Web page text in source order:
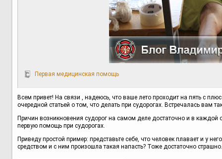
Первая медицинская помощь
Всем привет! На связи , надеюсь, что ваше лето проходит на пять с
очередной статьей о том, что делать при судорогах. Встречалась вам
Причин возникновения судорог на самом деле достаточно и в каждой
первую помощь при судорогах.
Приведу простой пример: представьте себе, что человек плавает и у
средством и с ним произошла такая напасть? Тоже достаточно